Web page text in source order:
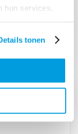
hun services.
tonen